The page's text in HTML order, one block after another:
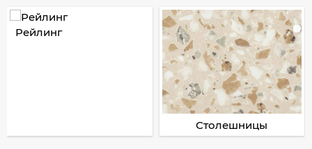
Рейлинг
Столешницы